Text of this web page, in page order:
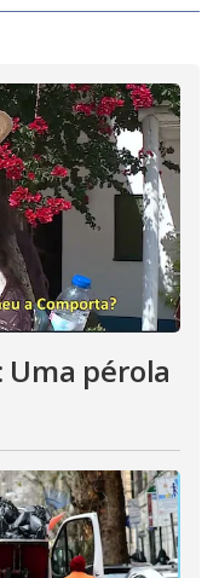
Uma pérola